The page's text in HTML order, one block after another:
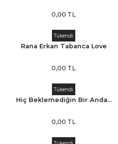
0,00 TL
Tükendi
Rana Erkan Tabanca Love
0,00 TL
Tükendi
Hiç Beklemediğin Bir Anda...
0,00 TL